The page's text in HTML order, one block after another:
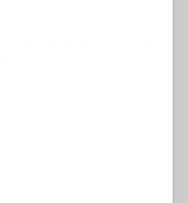
nel giro di ore, una Siria
guerra, saccheggi, devastazioni
del Nordest che l’aveva
e petrolifere e l’ulteriore aggravio di
nel 2023, l’esito era scritto.